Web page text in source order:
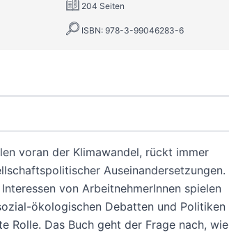
204 Seiten
ISBN: 978-3-99046283-6
voran der Klimawandel, rückt immer
Auseinandersetzungen.
von ArbeitnehmerInnen spielen
ökologischen Debatten und Politiken
Rolle. Das Buch geht der Frage nach, wie